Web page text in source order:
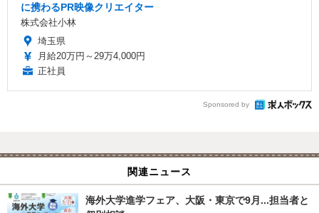
に携わるPR映像クリエイター
株式会社小林
埼玉県
月給20万円～29万4,000円
正社員
Sponsored by
関連ニュース
海外大学進学フェア、大阪・東京で9月...担当者と